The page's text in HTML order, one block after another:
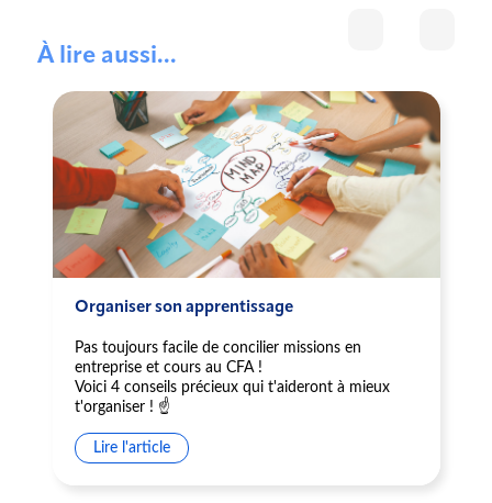
À lire aussi...
Organiser son apprentissage
Pas toujours facile de concilier missions en
entreprise et cours au CFA !
Voici 4 conseils précieux qui t'aideront à mieux
t'organiser ! ☝️
Lire l'article